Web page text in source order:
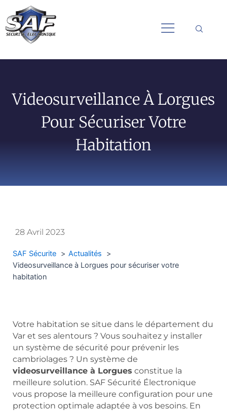
Videosurveillance À Lorgues
Pour Sécuriser Votre
Habitation
28 Avril 2023
SAF Sécurite
Actualités
Videosurveillance à Lorgues pour sécuriser votre
habitation
Votre habitation se situe dans le département du
Var et ses alentours ? Vous souhaitez y installer
un système de sécurité pour prévenir les
cambriolages ? Un système de
videosurveillance à Lorgues constitue la
meilleure solution. SAF Sécurité Électronique
vous propose la meilleure configuration pour une
protection optimale adaptée à vos besoins. En